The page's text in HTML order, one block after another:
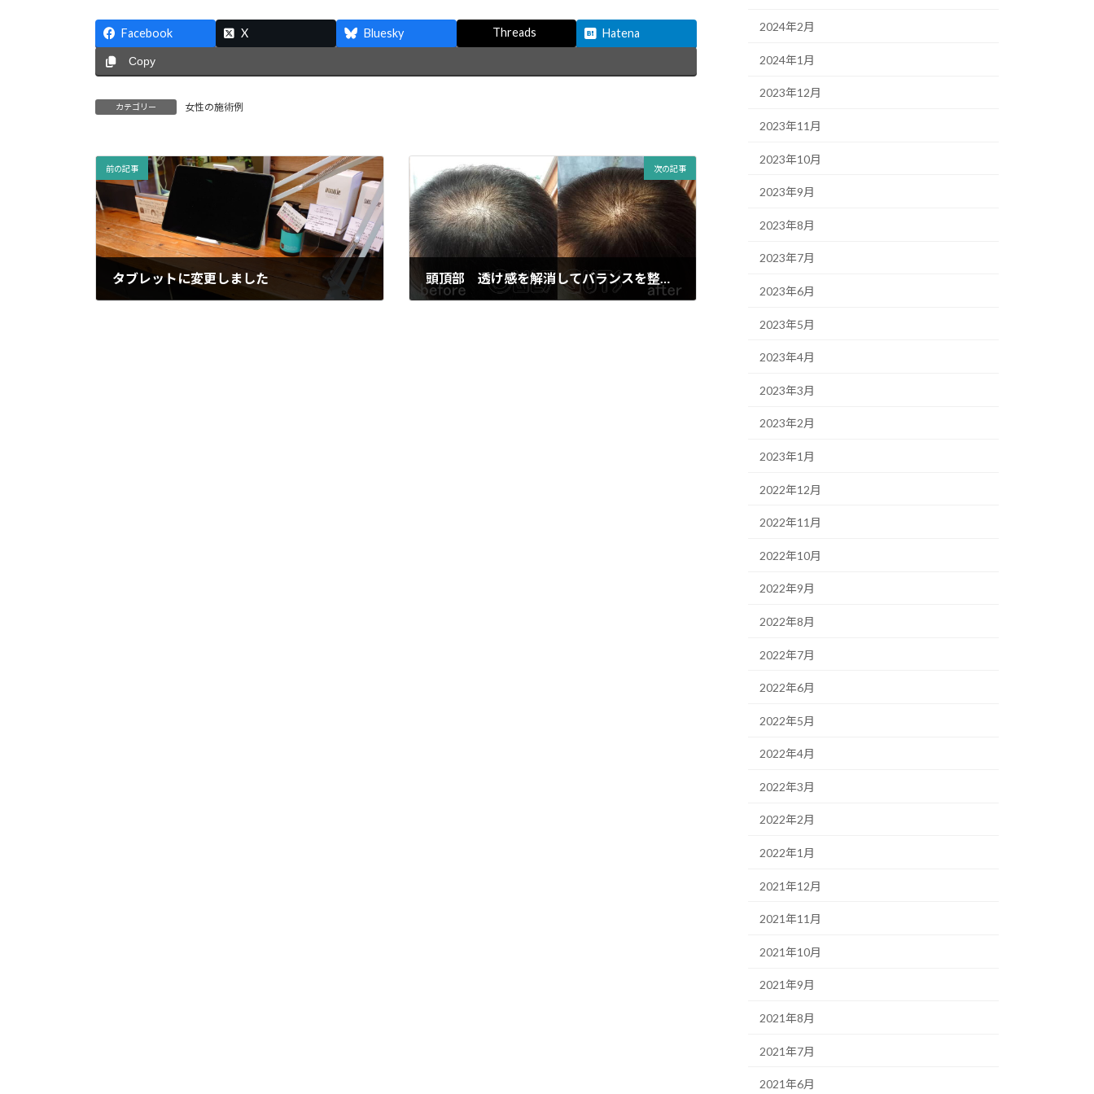
Facebook X Bluesky Threads Hatena
Copy
カテゴリー 女性の施術例
前の記事
タブレットに変更しました
次の記事
頭頂部 透け感を解消してバランスを整えました！！
2024年2月
2024年1月
2023年12月
2023年11月
2023年10月
2023年9月
2023年8月
2023年7月
2023年6月
2023年5月
2023年4月
2023年3月
2023年2月
2023年1月
2022年12月
2022年11月
2022年10月
2022年9月
2022年8月
2022年7月
2022年6月
2022年5月
2022年4月
2022年3月
2022年2月
2022年1月
2021年12月
2021年11月
2021年10月
2021年9月
2021年8月
2021年7月
2021年6月